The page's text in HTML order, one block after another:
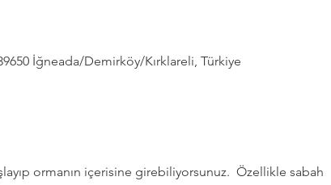
İğneada/Demirköy/Kırklareli, Türkiye
ormanın içerisine girebiliyorsunuz.  Özellikle sabah